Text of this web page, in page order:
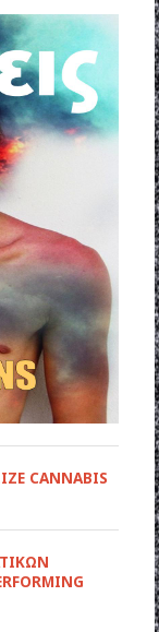
CANNABIS